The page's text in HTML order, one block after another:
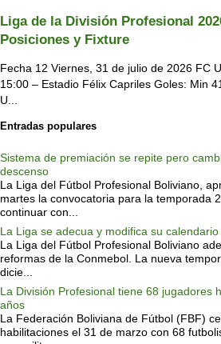
Liga de la División Profesional
Posiciones y Fixture
Fecha 12 Viernes, 31 de julio de 2026 FC
15:00 – Estadio Félix Capriles Goles: Min
U...
Entradas populares
Sistema de premiación se repite pero
descenso
La Liga del Fútbol Profesional Boliviano,
martes la convocatoria para la temporada
continuar con...
La Liga se adecua y modifica su calendario
La Liga del Fútbol Profesional Boliviano
reformas de la Conmebol. La nueva
dicie...
La División Profesional tiene 68 jugadores
años
La Federación Boliviana de Fútbol (FBF)
habilitaciones el 31 de marzo con 68